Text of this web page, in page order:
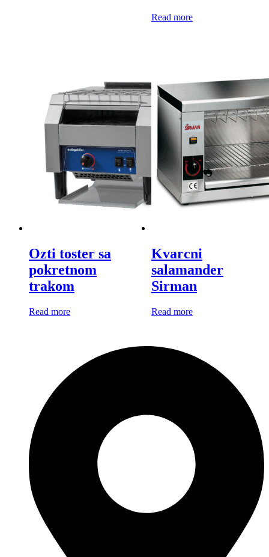
Read more
Ozti toster sa
pokretnom
trakom
Read more
Kvarcni
salamander
Sirman
Read more